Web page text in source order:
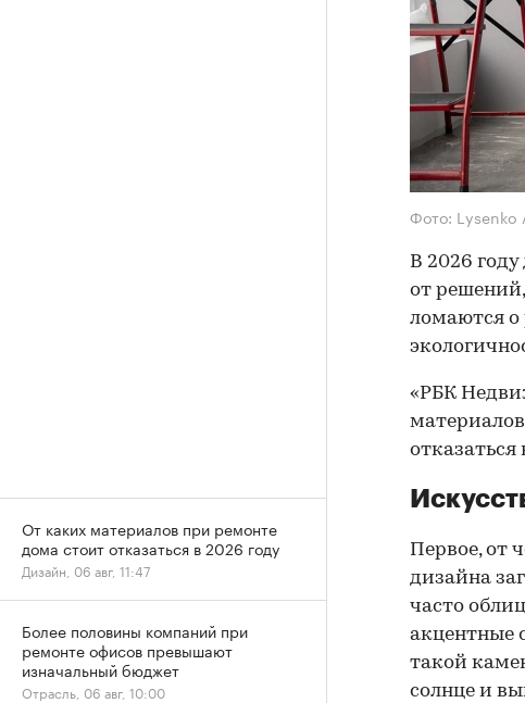
Фото: Lysenko
В 2026
от
ломаются о
«РБК
отказаться
Первое, от
дизайна
часто
акцентные
такой
солнце и
От каких материалов при ремонте
дома стоит отказаться в 2026 году
Дизайн, 06 авг, 11:47
Более половины компаний при
ремонте офисов превышают
изначальный бюджет
Отрасль, 06 авг, 10:00